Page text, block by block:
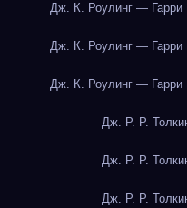
Дж. К. Роулинг — Гарри
Дж. К. Роулинг — Гарри
Дж. К. Роулинг — Гарри
Дж. Р. Р.
Дж. Р. Р.
Дж. Р. Р.